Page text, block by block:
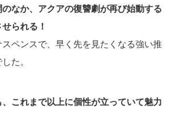
なか、アクアの復讐劇が再び始動する
られる！
ペンスで、早く先を見たくなる強い推
た。
これまで以上に個性が立っていて魅力